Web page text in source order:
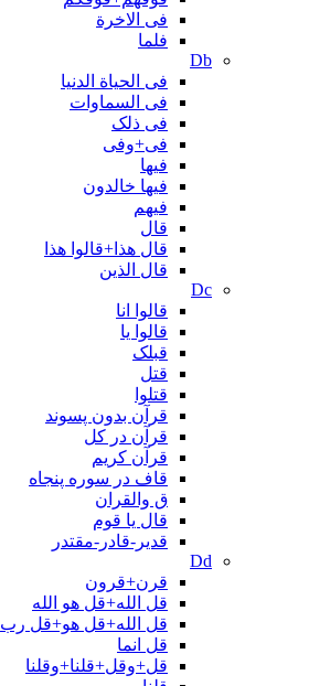
فی الاخرة
فلما
Db
فی الحیاة الدنیا
فی السماوات
فی ذلک
فی+وفی
فیها
فیها خالدون
فیهم
قال
قال هذا+قالوا هذا
قال الذین
Dc
قالوا انا
قالوا یا
قبلک
قتل
قتلوا
قرآن بدون پسوند
قرآن در کل
قرآن کریم
قاف در سوره پنجاه
ق والقران
قال یا قوم
قدیر-قادر-مقتدر
Dd
قرن+قرون
قل الله+قل هو الله
قل الله+قل هو+قل رب
قل انما
قل+وقل+قلنا+وقلنا